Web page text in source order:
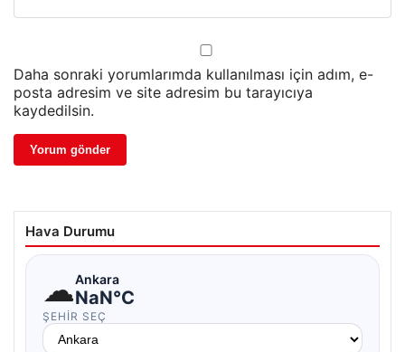
Daha sonraki yorumlarımda kullanılması için adım, e-
posta adresim ve site adresim bu tarayıcıya
kaydedilsin.
Hava Durumu
☁Ankara
NaN°C
ŞEHIR SEÇ